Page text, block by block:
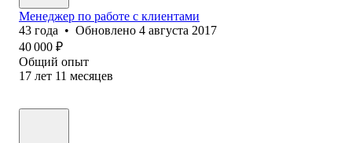
Менеджер по работе с клиентами
43 года • Обновлено 4 августа 2017
40 000 ₽
Общий опыт
17 лет 11 месяцев